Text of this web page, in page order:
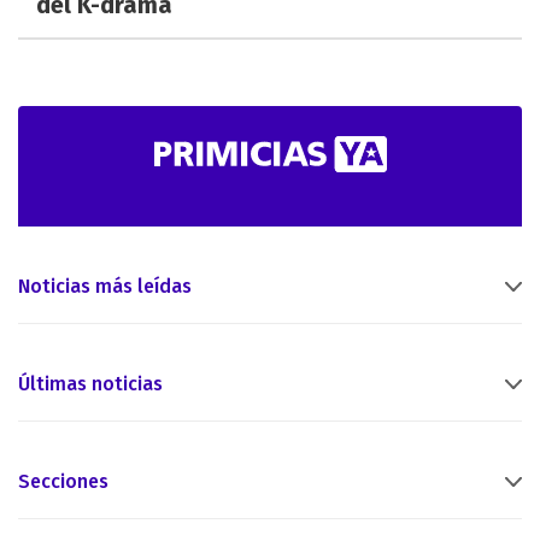
Noticias más leídas
Últimas noticias
Secciones